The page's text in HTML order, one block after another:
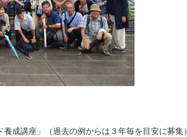
養成講座」 （過去の例からは３年毎を目安に募集）